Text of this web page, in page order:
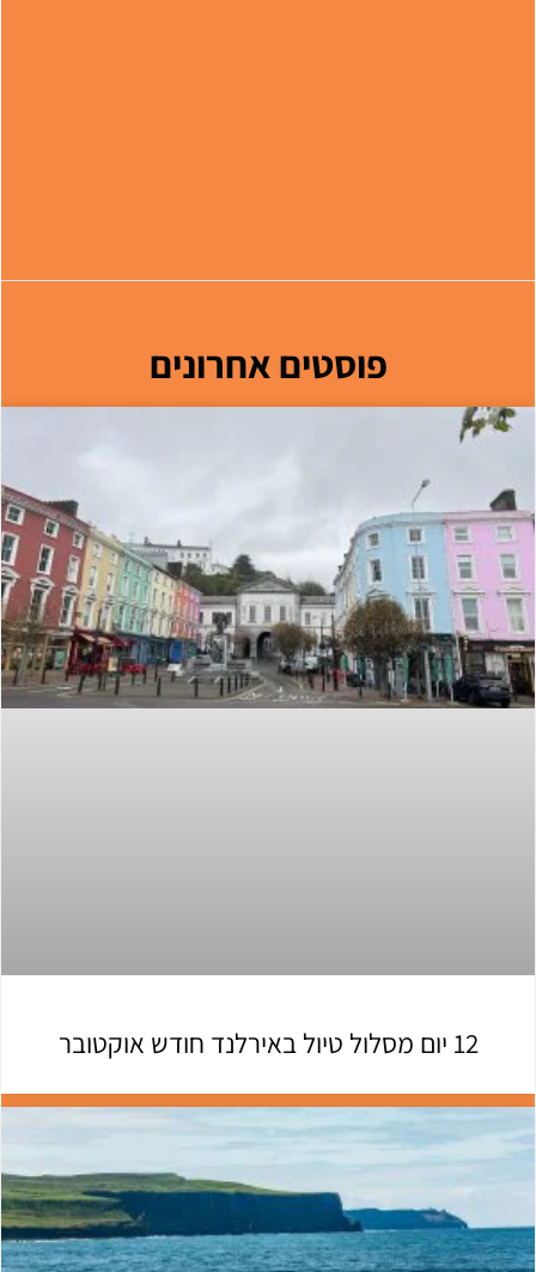
פוסטים אחרונים
12 יום מסלול טיול באירלנד חודש אוקטובר